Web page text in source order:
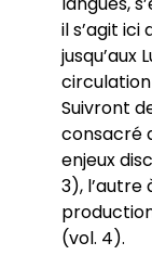
il s’agit
Suivront
consacré
enjeux
3), l’autre
(vol. 4).